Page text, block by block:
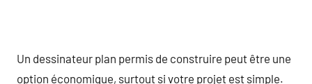
Un dessinateur plan permis de construire peut être une
option économique, surtout si votre projet est simple.